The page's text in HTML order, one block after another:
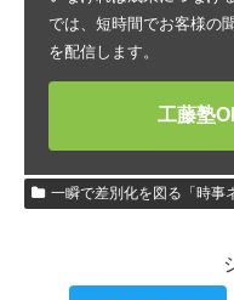
では、短時間でお客様の
を配信します。
工藤塾
一瞬で差別化を図る「時事